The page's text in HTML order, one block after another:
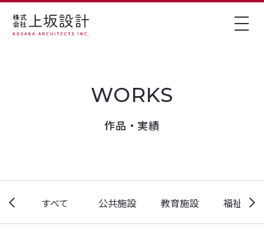
作品・実績
すべて 公共施設 教育施設 福祉施設